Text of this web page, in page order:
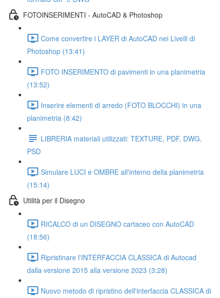
FOTOINSERIMENTI - AutoCAD & Photoshop
Come convertire i LAYER di AutoCAD nei Livelli di
Photoshop (13:41)
FOTO INSERIMENTO di pavimenti in una planimetria
(13:52)
Inserire elementi di arredo (FOTO BLOCCHI) in una
planimetria (8:42)
LIBRERIA materiali utilizzati: TEXTURE, PDF, DWG,
PSD
Simulare LUCI e OMBRE all'interno della planimetria
(15:14)
Utilità per il Disegno
RICALCO di un DISEGNO cartaceo con AutoCAD
(18:56)
Ripristinare l'INTERFACCIA CLASSICA di Autocad
dalla versione 2015 alla versione 2023 (3:28)
Nuovo metodo di ripristino dell'interfaccia CLASSICA di